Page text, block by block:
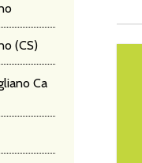
(CS)
Ca